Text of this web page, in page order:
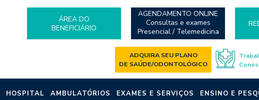
ÁREA DO
BENEFICIÁRIO
AGENDAMENTO ONLINE
Consultas e exames
Presencial / Telemedicina
ADQUIRA SEU PLANO
DE SAÚDE/ODONTOLÓGICO
HOSPITAL AMBULATÓRIOS EXAMES E SERVIÇOS ENSINO E